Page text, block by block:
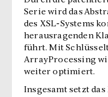
Serie wird das
des XSL-Systems
herausragenden
führt. Mit
ArrayProcessing
weiter optimiert.
Insgesamt setzt das